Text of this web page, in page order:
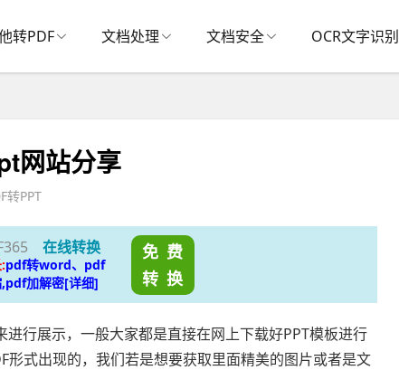
转PDF 文档处理 文档安全 OCR文字识别
网站分享
转PPT
在线转换
pdf转word、pdf
加解密[详细]
免 费
转 换
行展示，一般大家都是直接在网上下载好PPT模板进行
式出现的，我们若是想要获取里面精美的图片或者是文